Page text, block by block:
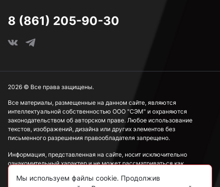
8 (861) 205-90-30
Все материалы, размещенные на данном сайте, являются
интеллектуальной собственностью ООО "СЭМ" и охраняются
законодательством об авторском праве. Любое использование
текстов, изображений, дизайна или других элементов без
письменного разрешения правообладателя запрещено.
Информация, представленная на сайте, носит исключительно
ознакомительный характер и не может рассматриваться как
2026 © Все права защищены.
Мы используем файлы cookie. Продолжив